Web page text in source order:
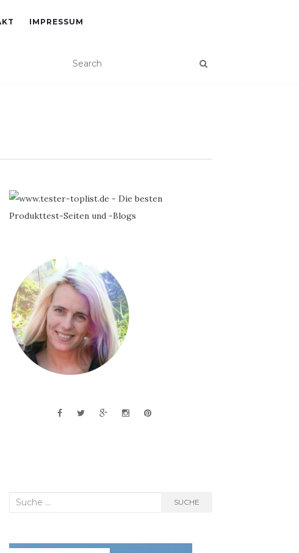
IMPRESSUM
Suche
SUCHE